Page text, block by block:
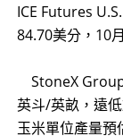
ICE Futures
84.70美分，10
StoneX
英斗/英畝，遠
玉米單位產量